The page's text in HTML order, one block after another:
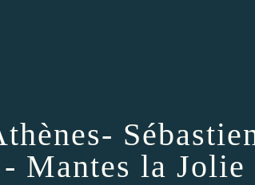
Mantes la Jolie